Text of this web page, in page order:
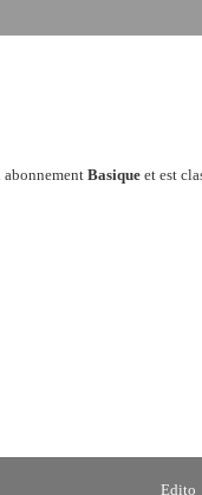
abonnement Basique et est
Edito